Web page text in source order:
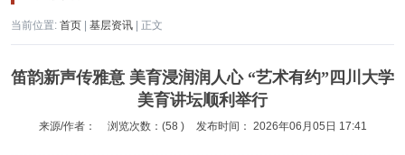
当前位置: 首页 基层资讯 | 正文
笛韵新声传雅意 美育浸润润人心 “艺术有约”四川大学
美育讲坛顺利举行
来源/作者： 浏览次数：(58 ) 发布时间： 2026年06月05日 17:41